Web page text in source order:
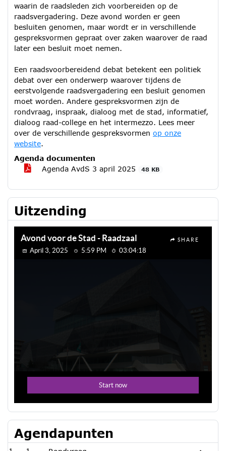
waarin de raadsleden zich voorbereiden op de
raadsvergadering. Deze avond worden er geen
besluiten genomen, maar wordt er in verschillende
gespreksvormen gepraat over zaken waarover de raad
later een besluit moet nemen.
Een raadsvoorbereidend debat betekent een politiek
debat over een onderwerp waarover tijdens de
eerstvolgende raadsvergadering een besluit genomen
moet worden. Andere gespreksvormen zijn de
rondvraag, inspraak, dialoog met de stad, informatief,
dialoog raad-college en het intermezzo. Lees meer
over de verschillende gespreksvormen op onze
website.
Agenda documenten
Agenda AvdS 3 april 2025
48 KB
Uitzending
Agendapunten